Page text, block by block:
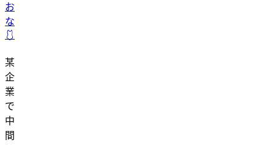
お
な
🩱
某
企
業
で
中
間